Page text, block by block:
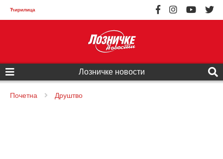
Ћирилица
Лозничке новости
Почетна Друштво